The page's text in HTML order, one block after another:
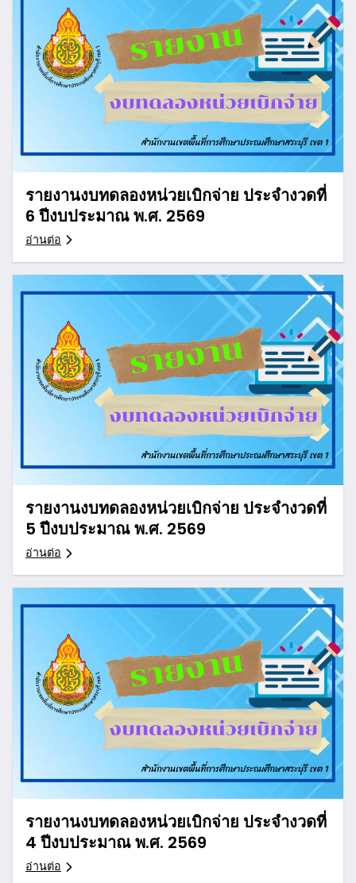
รายงานงบทดลองหน่วยเบิกจ่าย ประจำงวดที่
6 ปีงบประมาณ พ.ศ. 2569
อ่านต่อ
รายงานงบทดลองหน่วยเบิกจ่าย ประจำงวดที่
5 ปีงบประมาณ พ.ศ. 2569
อ่านต่อ
รายงานงบทดลองหน่วยเบิกจ่าย ประจำงวดที่
4 ปีงบประมาณ พ.ศ. 2569
อ่านต่อ